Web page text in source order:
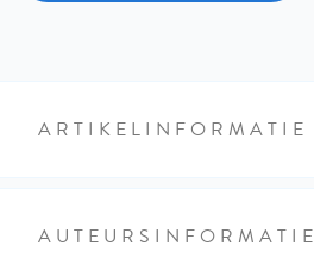
ARTIKELINFORMATIE
AUTEURSINFORMATIE